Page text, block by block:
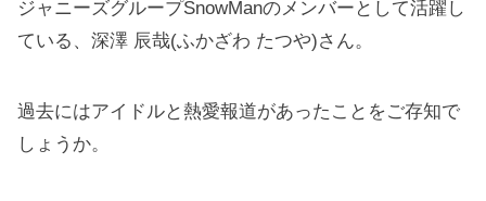
ジャニーズグループSnowManのメンバーとして活躍し
ている、深澤 辰哉(ふかざわ たつや)さん。
過去にはアイドルと熱愛報道があったことをご存知で
しょうか。